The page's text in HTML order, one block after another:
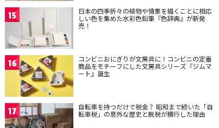
15 日本の四季折々の植物や情景を描くことに相応
しい色を集めた水彩色鉛筆『色辞典』が新発
売！
16 コンビニおにぎりが文房具に！コンビニの定番
商品をモチーフにした文房具シリーズ『ジムマ
ート』誕生
17 自転車を持つだけで税金？ 昭和まで続いた「自
転車税」の意外な歴史と脱税が横行した理由